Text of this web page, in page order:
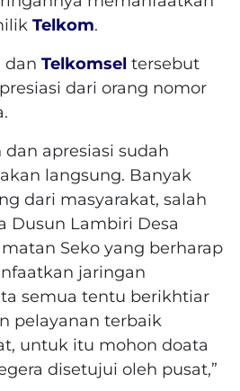
Telkom.
dan Telkomsel tersebut
dari orang nomor
apresiasi sudah
langsung. Banyak
dari masyarakat, salah
Dusun Lambiri Desa
Seko yang berharap
jaringan
semua tentu berikhtiar
pelayanan terbaik
untuk itu mohon doata
disetujui oleh pusat,”